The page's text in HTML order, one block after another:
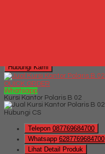
Hubungi Kami
QUICK ORDER
Whatsapp
Kursi Kantor Polaris B 02
Hubungi CS
Telepon 087769684700
Whatsapp 6287769684700
Lihat Detail Produk